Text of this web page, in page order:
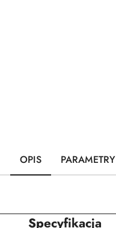
OPIS PARAMETRY
Specyfikacja